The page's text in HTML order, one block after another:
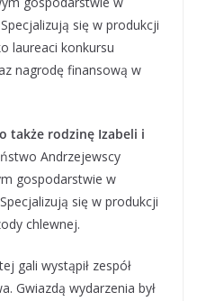
się w produkcji
laureaci konkursu
nagrodę finansową w
także rodzinę Izabeli i
Andrzejewscy
gospodarstwie w
się w produkcji
chlewnej.
gali wystąpił zespół
Gwiazdą wydarzenia był